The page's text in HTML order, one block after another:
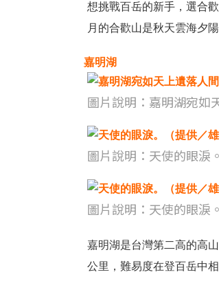
想挑戰百岳的新手，選合
月的合歡山是秋天雲海夕
嘉明湖
圖片說明：嘉明湖宛如
圖片說明：天使的眼淚
圖片說明：天使的眼淚
嘉明湖是台灣第二高的高
公里，難易度在登百岳中